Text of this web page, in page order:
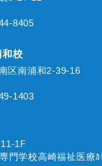
8405
校
区南浦和2-39-16
1403
1F
門学校高崎福祉医療